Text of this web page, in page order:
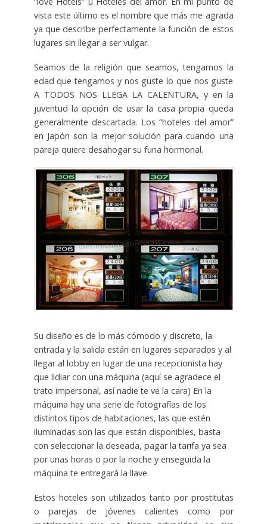
vista este último es el nombre que más me agrada
ya que describe perfectamente la función de estos
lugares sin llegar a ser vulgar.
Seamos de la religión que seamos, tengamos la
edad que tengamos y nos guste lo que nos guste
A TODOS NOS LLEGA LA CALENTURA, y en la
juventud la opción de usar la casa propia queda
generalmente descartada. Los “hoteles del amor”
en Japón son la mejor solución para cuando una
pareja quiere desahogar su furia hormonal.
Su diseño es de lo más cómodo y discreto, la
entrada y la salida están en lugares separados y al
llegar al lobby en lugar de una recepcionista hay
que lidiar con una máquina (aquí se agradece el
trato impersonal, así nadie te ve la cara) En la
máquina hay una serie de fotografías de los
distintos tipos de habitaciones, las que estén
iluminadas son las que están disponibles, basta
con seleccionar la deseada, pagar la tarifa ya sea
por unas horas o por la noche y enseguida la
máquina te entregará la llave.
Estos hoteles son utilizados tanto por prostitutas
o parejas de jóvenes calientes como por